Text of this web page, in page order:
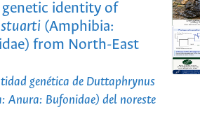
identity of
(Amphibia:
from North-East
genética de Duttaphrynus
Anura: Bufonidae) del noreste